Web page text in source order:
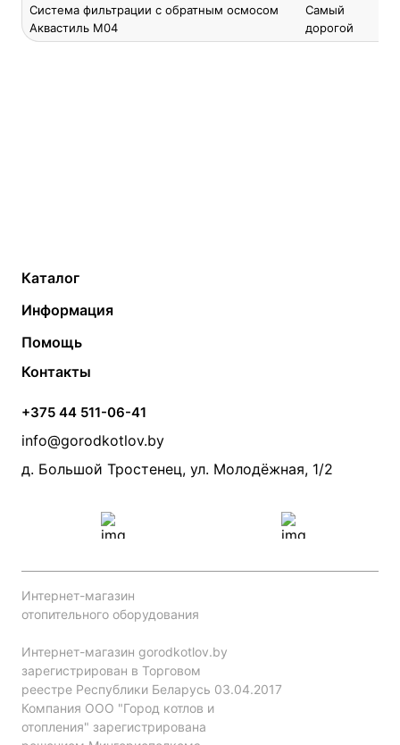
Система фильтрации с обратным осмосом
Аквастиль М04
Самый
дорогой
Каталог
Твердотопливные котлы
Электрические котлы
Банные печи
Камины и печи
Теплый пол
Радиаторы
Насосы
Дымоходы
Информация
Контакты
Статьи
Акции
Производители
Помощь
Монтаж систем отопления
Прайс по монтажу систем отопления
Проект систем отопления
Контакты
+375 44 511-06-41
info@gorodkotlov.by
д. Большой Тростенец, ул. Молодёжная, 1/2
Интернет-магазин
отопительного оборудования
Интернет-магазин gorodkotlov.by
зарегистрирован в Торговом
реестре Республики Беларусь 03.04.2017
Компания ООО "Город котлов и
отопления" зарегистрирована